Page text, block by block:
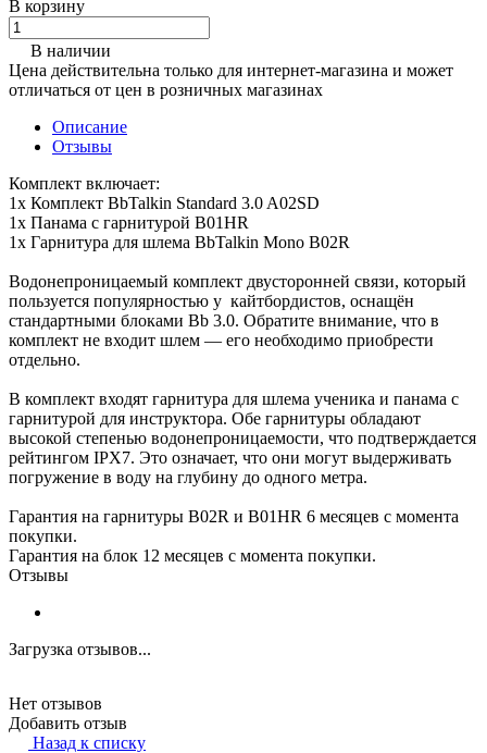
В корзину
В наличии
Цена действительна только для интернет-магазина и может
отличаться от цен в розничных магазинах
Описание
Отзывы
Комплект включает:
1х Комплект BbTalkin Standard 3.0 A02SD
1х Панама с гарнитурой B01HR
1х Гарнитура для шлема BbTalkin Mono B02R
Водонепроницаемый комплект двусторонней связи, который
пользуется популярностью у кайтбордистов, оснащён
стандартными блоками Bb 3.0. Обратите внимание, что в
комплект не входит шлем — его необходимо приобрести
отдельно.
В комплект входят гарнитура для шлема ученика и панама с
гарнитурой для инструктора. Обе гарнитуры обладают
высокой степенью водонепроницаемости, что подтверждается
рейтингом IPX7. Это означает, что они могут выдерживать
погружение в воду на глубину до одного метра.
Гарантия на гарнитуры B02R и B01HR 6 месяцев с момента
покупки.
Гарантия на блок 12 месяцев с момента покупки.
Отзывы
Загрузка отзывов...
Нет отзывов
Добавить отзыв
Назад к списку